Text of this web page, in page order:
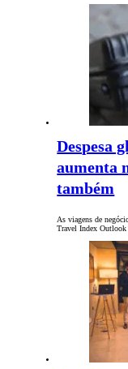
Despesa
aumenta
também
As viagens de
Travel Index Outlook